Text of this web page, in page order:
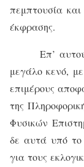
πεμπτουσία
έκφρασης.
Επ’ αυτού
μεγάλο κενό,
επιμέρους
της
Φυσικών
δε αυτά υπό το
για τους